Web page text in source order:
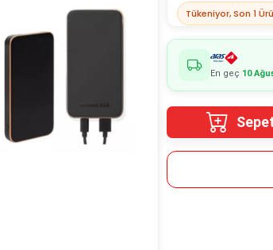
Tükeniyor, Son 1
En geç 10